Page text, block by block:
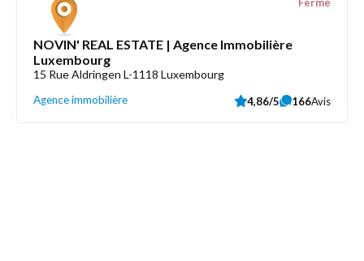
NOVIN' REAL ESTATE | Agence Immobilière
Luxembourg
15 Rue Aldringen L-1118 Luxembourg
Agence immobilière 4,86/5 166Avis